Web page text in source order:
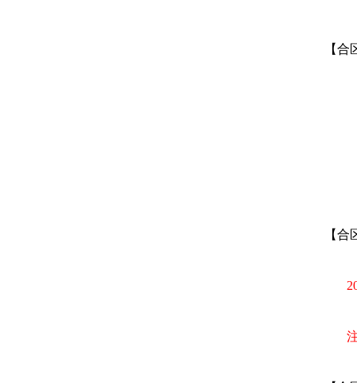
【合
【合